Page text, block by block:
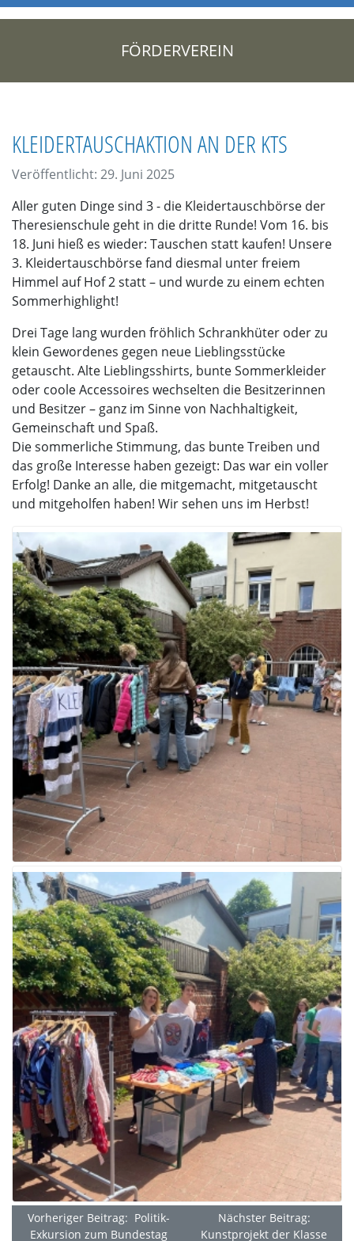
FÖRDERVEREIN
KLEIDERTAUSCHAKTION AN DER KTS
Veröffentlicht: 29. Juni 2025
Aller guten Dinge sind 3 - die Kleidertauschbörse der
Theresienschule geht in die dritte Runde! Vom 16. bis
18. Juni hieß es wieder: Tauschen statt kaufen! Unsere
3. Kleidertauschbörse fand diesmal unter freiem
Himmel auf Hof 2 statt – und wurde zu einem echten
Sommerhighlight!
Drei Tage lang wurden fröhlich Schrankhüter oder zu
klein Gewordenes gegen neue Lieblingsstücke
getauscht. Alte Lieblingsshirts, bunte Sommerkleider
oder coole Accessoires wechselten die Besitzerinnen
und Besitzer – ganz im Sinne von Nachhaltigkeit,
Gemeinschaft und Spaß.
Die sommerliche Stimmung, das bunte Treiben und
das große Interesse haben gezeigt: Das war ein voller
Erfolg! Danke an alle, die mitgemacht, mitgetauscht
und mitgeholfen haben! Wir sehen uns im Herbst!
Vorheriger Beitrag: Politik-
Exkursion zum Bundestag
Nächster Beitrag:
Kunstprojekt der Klasse